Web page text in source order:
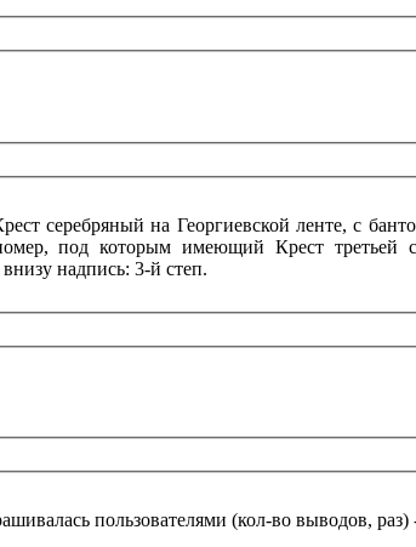
серебряный на Георгиевской ленте, с
под которым имеющий Крест третьей
надпись: 3-й степ.
пользователями (кол-во выводов, раз)